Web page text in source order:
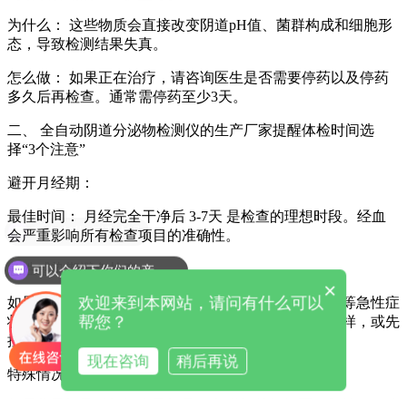
为什么： 这些物质会直接改变阴道pH值、菌群构成和细胞形
态，导致检测结果失真。
怎么做： 如果正在治疗，请咨询医生是否需要停药以及停药
多久后再检查。通常需停药至少3天。
二、 全自动阴道分泌物检测仪的生产厂家提醒体检时间选
择“3个注意”
避开月经期：
最佳时间： 月经完全干净后 3-7天 是检查的理想时段。经血
会严重影响所有检查项目的准确性。
急性感染期避免检查：
如果外阴或阴道有严重瘙痒、灼痛、大量异常分泌物等急性症
状，应先就诊，医生会根据情况决定是否适合立即取样，或先
控制急性炎症。
特殊情况告知医生：
可以介绍下你们的产品么
×
欢迎来到本网站，请问有什么可以
帮您？
现在咨询 稍后再说